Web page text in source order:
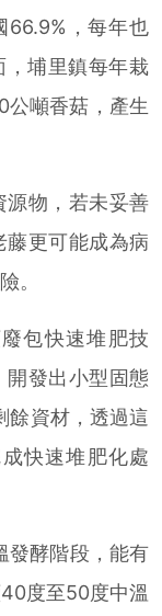
66.9%，每年也
埔里鎮每年栽
噸香菇，產生
物，若未妥善
藤更可能成為病
。
包快速堆肥技
發出小型固態
餘資材，透過這
快速堆肥化處
酵階段，能有
度至50度中溫